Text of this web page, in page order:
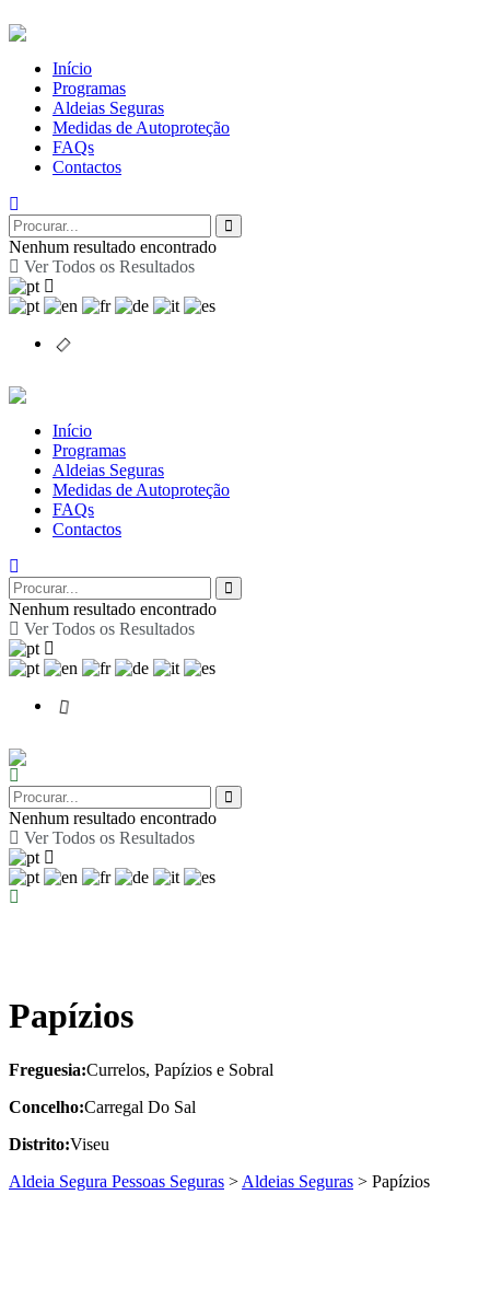
Início
Programas
Aldeias Seguras
Medidas de Autoproteção
FAQs
Contactos
Nenhum resultado encontrado
Ver Todos os Resultados
Início
Programas
Aldeias Seguras
Medidas de Autoproteção
FAQs
Contactos
Nenhum resultado encontrado
Ver Todos os Resultados
Nenhum resultado encontrado
Ver Todos os Resultados
Papízios
Freguesia:Currelos, Papízios e Sobral
Concelho:Carregal Do Sal
Distrito:Viseu
Aldeia Segura Pessoas Seguras > Aldeias Seguras > Papízios